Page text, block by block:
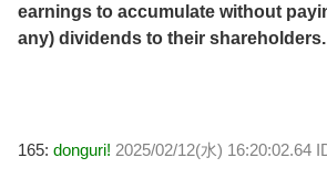
earnings to accumulate without
any) dividends to their shareholders.
165: donguri! 2025/02/12(水) 16:20:02.64